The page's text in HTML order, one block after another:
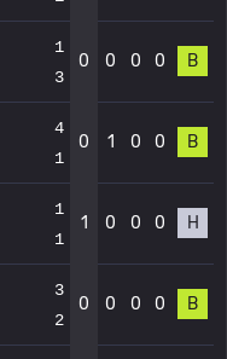
1
3
0 0 0 0 В
4
1
0 1 0 0 В
1
1
1 0 0 0 Н
3
2
0 0 0 0 В